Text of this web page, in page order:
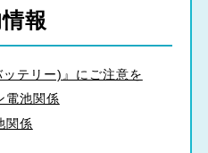
報
テリー)』にご注意を
電池関係
関係